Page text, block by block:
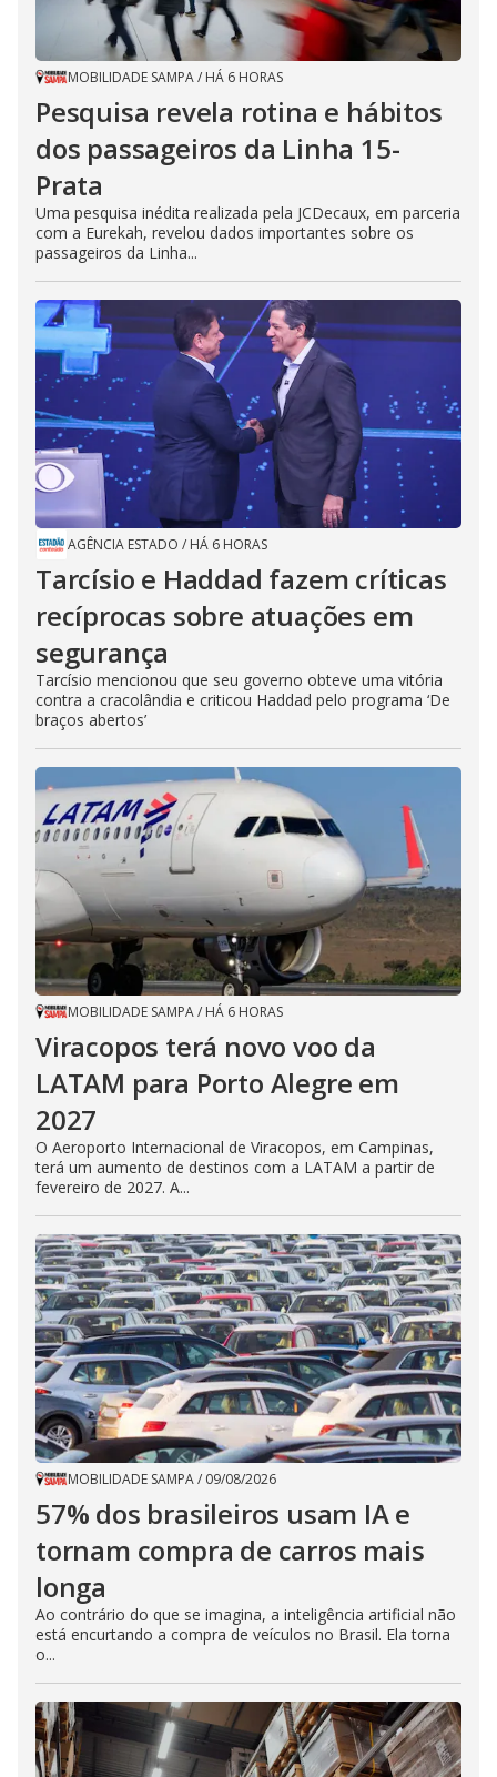
MOBILIDADE SAMPA/ HÁ 6 HORAS
Pesquisa revela rotina e hábitos
dos passageiros da Linha 15-
Prata
Uma pesquisa inédita realizada pela JCDecaux, em parceria
com a Eurekah, revelou dados importantes sobre os
passageiros da Linha...
AGÊNCIA ESTADO / HÁ 6 HORAS
Tarcísio e Haddad fazem críticas
recíprocas sobre atuações em
segurança
Tarcísio mencionou que seu governo obteve uma vitória
contra a cracolândia e criticou Haddad pelo programa ‘De
braços abertos’
MOBILIDADE SAMPA/ HÁ 6 HORAS
Viracopos terá novo voo da
LATAM para Porto Alegre em
2027
O Aeroporto Internacional de Viracopos, em Campinas,
terá um aumento de destinos com a LATAM a partir de
fevereiro de 2027. A...
MOBILIDADE SAMPA/ 09/08/2026
57% dos brasileiros usam IA e
tornam compra de carros mais
longa
Ao contrário do que se imagina, a inteligência artificial não
está encurtando a compra de veículos no Brasil. Ela torna
o...